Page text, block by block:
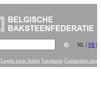
NL | FR |
Login voor leden Vacatures Contacteer ons